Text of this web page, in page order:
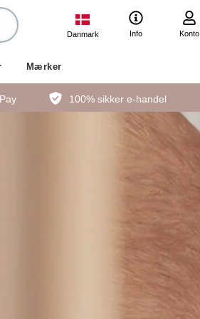
Danmark Info Konto
Mærker
100% sikker e-handel